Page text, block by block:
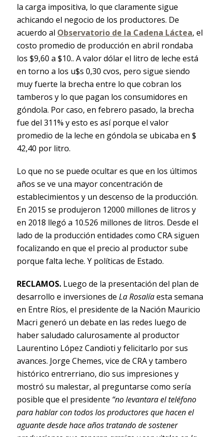
la carga impositiva, lo que claramente sigue
achicando el negocio de los productores. De
acuerdo al Observatorio de la Cadena Láctea, el
costo promedio de producción en abril rondaba
los $9,60 a $10.. A valor dólar el litro de leche está
en torno a los u$s 0,30 cvos, pero sigue siendo
muy fuerte la brecha entre lo que cobran los
tamberos y lo que pagan los consumidores en
góndola. Por caso, en febrero pasado, la brecha
fue del 311% y esto es así porque el valor
promedio de la leche en góndola se ubicaba en $
42,40 por litro.
Lo que no se puede ocultar es que en los últimos
años se ve una mayor concentración de
establecimientos y un descenso de la producción.
En 2015 se produjeron 12000 millones de litros y
en 2018 llegó a 10.526 millones de litros. Desde el
lado de la producción entidades como CRA siguen
focalizando en que el precio al productor sube
porque falta leche. Y políticas de Estado.
RECLAMOS.Luego de la presentación del plan de
desarrollo e inversiones de La Rosalíaesta semana
en Entre Ríos, el presidente de la Nación Mauricio
Macri generó un debate en las redes luego de
haber saludado calurosamente al productor
Laurentino López Candioti y felicitarlo por sus
avances. Jorge Chemes, vice de CRA y tambero
histórico entrerriano, dio sus impresiones y
mostró su malestar, al preguntarse como sería
posible que el presidente “no levantara el teléfono
para hablar con todos los productores que hacen el
aguante desde hace años tratando de sostener